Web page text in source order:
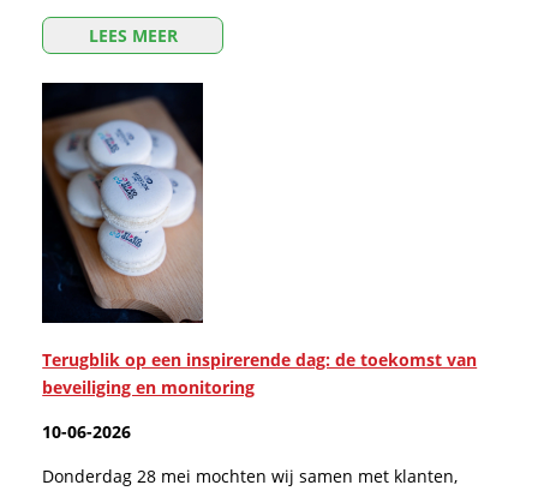
LEES MEER
Terugblik op een inspirerende dag: de toekomst van
beveiliging en monitoring
10-06-2026
Donderdag 28 mei mochten wij samen met klanten,